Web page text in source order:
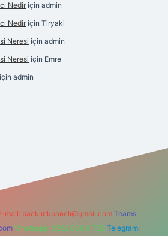
Nedir için admin
Nedir için Tiryaki
Neresi için admin
Neresi için Emre
için admin
mail: backlinkpaneli@gmail.com Teams:
Whatsapp: 0262 606 0 726 Telegram: